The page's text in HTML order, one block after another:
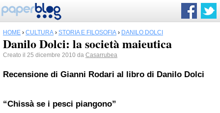
HOME › CULTURA › STORIA E FILOSOFIA › DANILO DOLCI
Danilo Dolci: la società maieutica
Creato il 25 dicembre 2010 da Casarrubea
Recensione di Gianni Rodari al libro di Danilo Dolci
“Chissà se i pesci piangono”